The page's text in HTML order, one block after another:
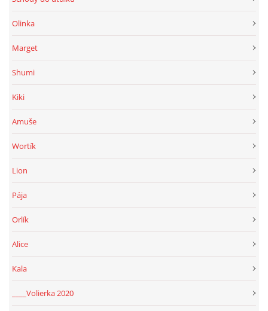
Olinka
Marget
Shumi
Kiki
Amuše
Wortík
Lion
Pája
Orlík
Alice
Kala
____Volierka 2020